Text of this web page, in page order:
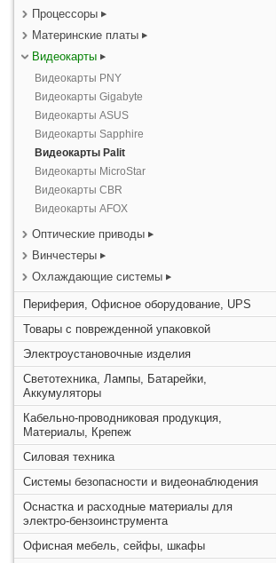
Процессоры
Материнские платы
Видеокарты
Видеокарты PNY
Видеокарты Gigabyte
Видеокарты ASUS
Видеокарты Sapphire
Видеокарты Palit
Видеокарты MicroStar
Видеокарты CBR
Видеокарты AFOX
Оптические приводы
Винчестеры
Охлаждающие системы
Периферия, Офисное оборудование, UPS
Товары с поврежденной упаковкой
Электроустановочные изделия
Светотехника, Лампы, Батарейки,
Аккумуляторы
Кабельно-проводниковая продукция,
Материалы, Крепеж
Силовая техника
Системы безопасности и видеонаблюдения
Оснастка и расходные материалы для
электро-бензоинструмента
Офисная мебель, сейфы, шкафы